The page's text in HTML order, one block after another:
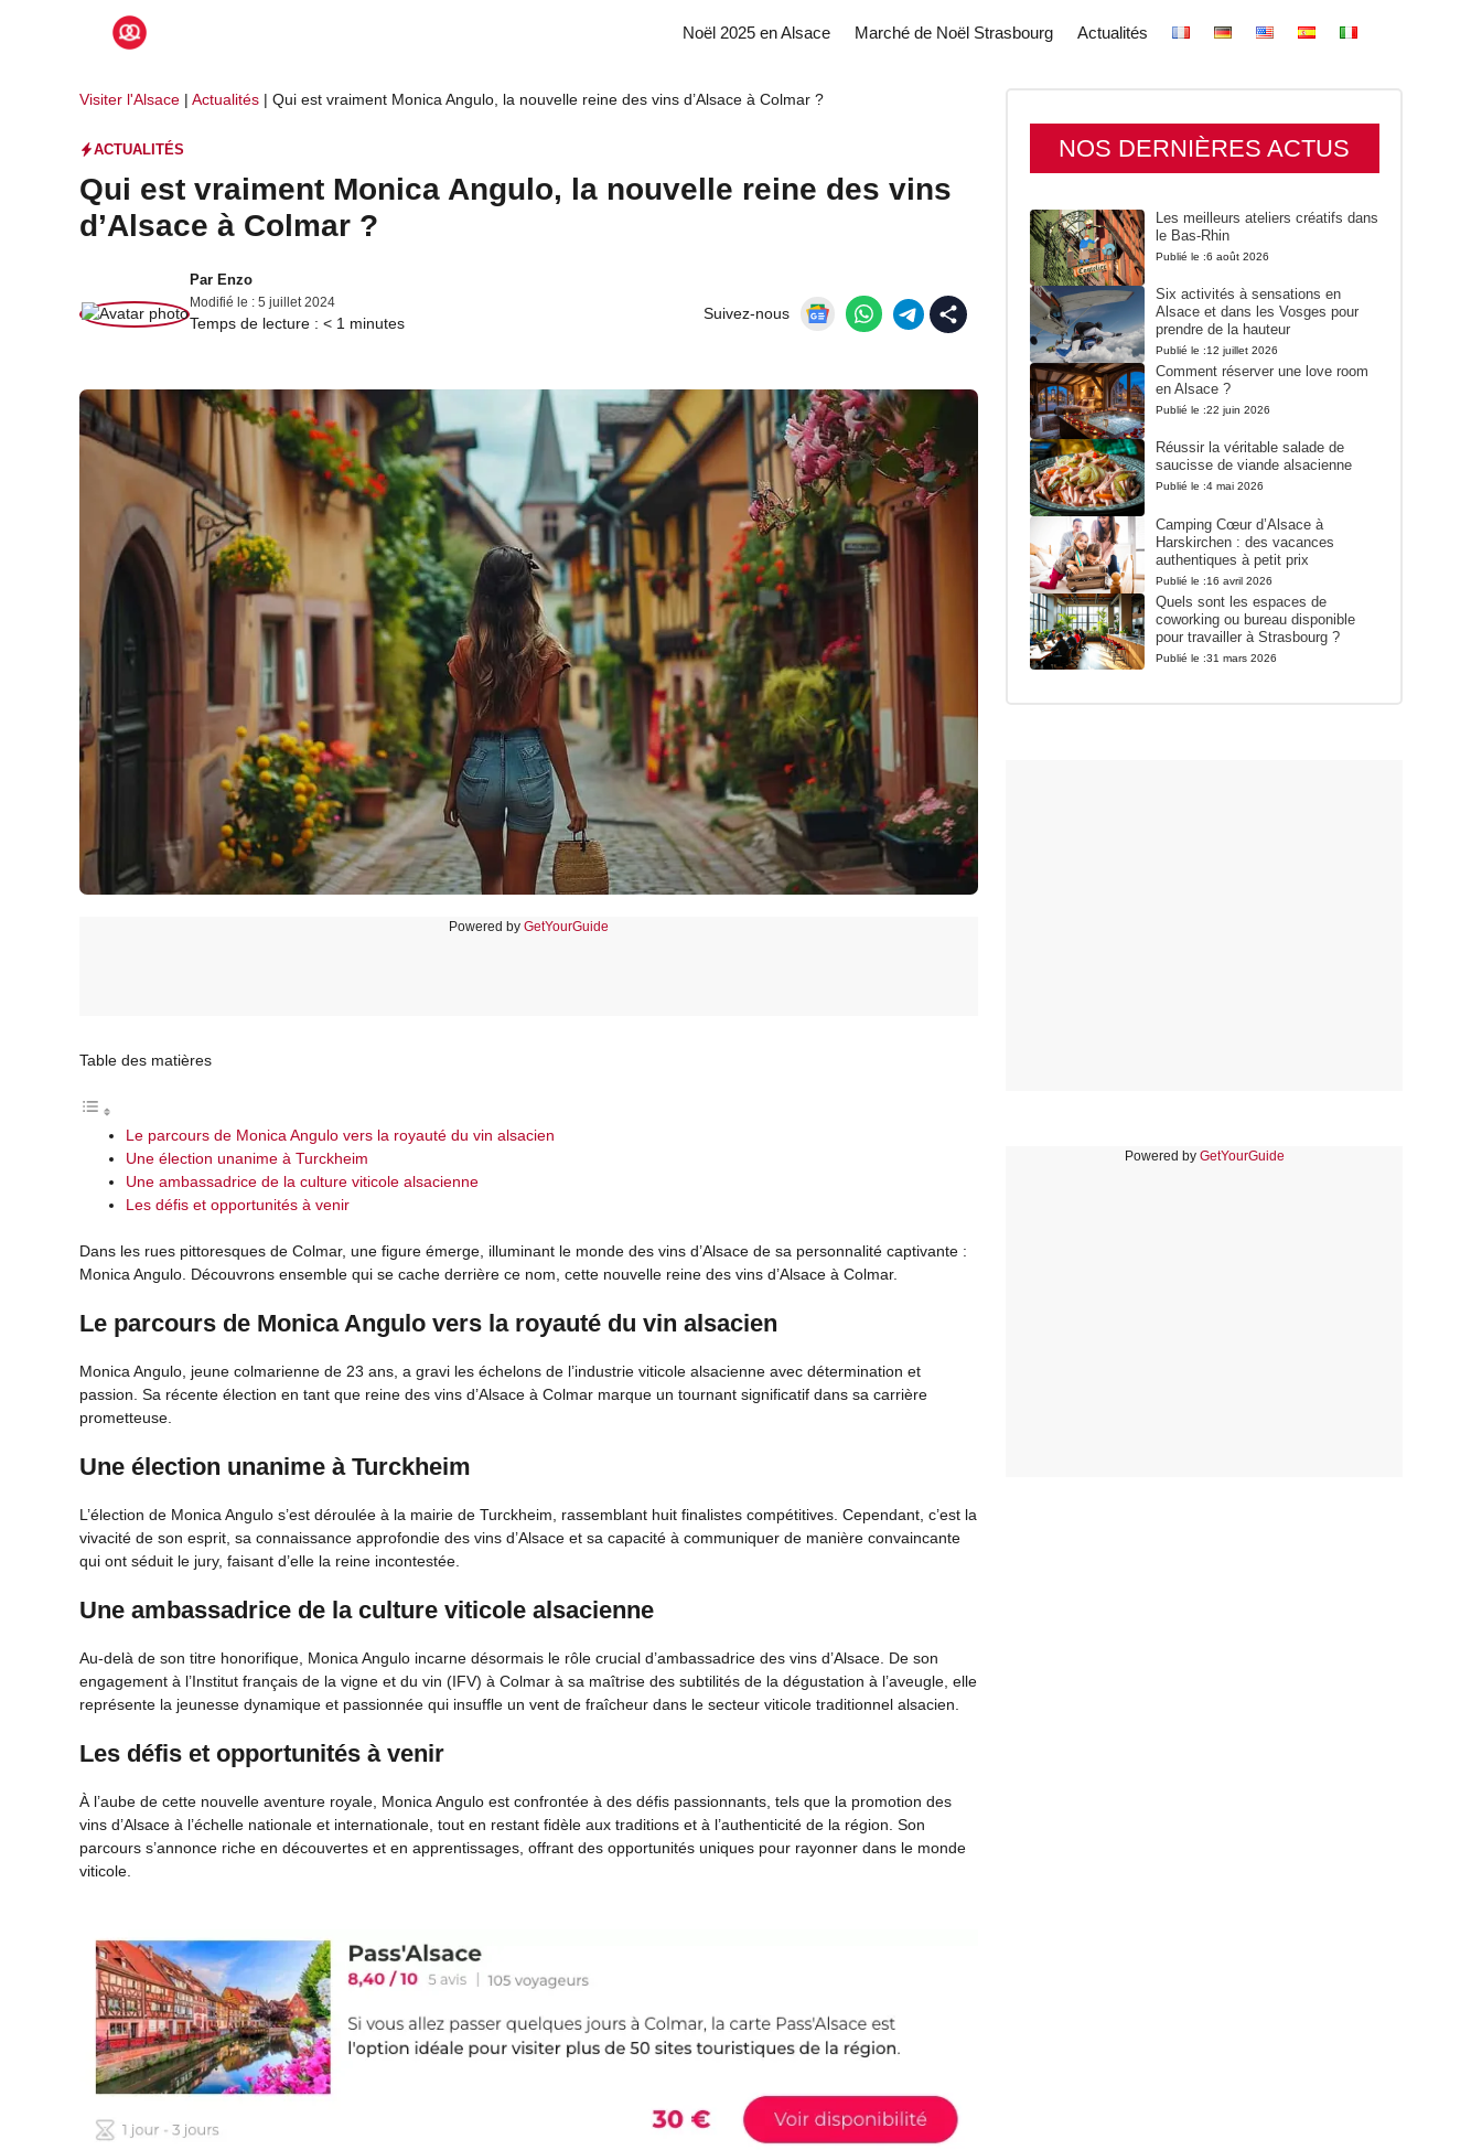
Noël 2025 en Alsace Marché de Noël Strasbourg Actualités
Visiter l'Alsace | Actualités | Qui est vraiment Monica Angulo, la nouvelle reine des vins d’Alsace à Colmar ?
ACTUALITÉS
Qui est vraiment Monica Angulo, la nouvelle reine des vins
d’Alsace à Colmar ?
Par Enzo
Modifié le : 5 juillet 2024
Temps de lecture : < 1 minutes
Suivez-nous
Powered by GetYourGuide
Table des matières
Le parcours de Monica Angulo vers la royauté du vin alsacien
Une élection unanime à Turckheim
Une ambassadrice de la culture viticole alsacienne
Les défis et opportunités à venir
Dans les rues pittoresques de Colmar, une figure émerge, illuminant le monde des vins d’Alsace de sa personnalité captivante :
Monica Angulo. Découvrons ensemble qui se cache derrière ce nom, cette nouvelle reine des vins d’Alsace à Colmar.
Le parcours de Monica Angulo vers la royauté du vin alsacien
Monica Angulo, jeune colmarienne de 23 ans, a gravi les échelons de l’industrie viticole alsacienne avec détermination et
passion. Sa récente élection en tant que reine des vins d’Alsace à Colmar marque un tournant significatif dans sa carrière
prometteuse.
Une élection unanime à Turckheim
L’élection de Monica Angulo s’est déroulée à la mairie de Turckheim, rassemblant huit finalistes compétitives. Cependant, c’est la
vivacité de son esprit, sa connaissance approfondie des vins d’Alsace et sa capacité à communiquer de manière convaincante
qui ont séduit le jury, faisant d’elle la reine incontestée.
Une ambassadrice de la culture viticole alsacienne
Au-delà de son titre honorifique, Monica Angulo incarne désormais le rôle crucial d’ambassadrice des vins d’Alsace. De son
engagement à l’Institut français de la vigne et du vin (IFV) à Colmar à sa maîtrise des subtilités de la dégustation à l’aveugle, elle
représente la jeunesse dynamique et passionnée qui insuffle un vent de fraîcheur dans le secteur viticole traditionnel alsacien.
Les défis et opportunités à venir
À l’aube de cette nouvelle aventure royale, Monica Angulo est confrontée à des défis passionnants, tels que la promotion des
vins d’Alsace à l’échelle nationale et internationale, tout en restant fidèle aux traditions et à l’authenticité de la région. Son
parcours s’annonce riche en découvertes et en apprentissages, offrant des opportunités uniques pour rayonner dans le monde
viticole.
NOS DERNIÈRES ACTUS
Les meilleurs ateliers créatifs dans
le Bas-Rhin
Publié le :6 août 2026
Six activités à sensations en
Alsace et dans les Vosges pour
prendre de la hauteur
Publié le :12 juillet 2026
Comment réserver une love room
en Alsace ?
Publié le :22 juin 2026
Réussir la véritable salade de
saucisse de viande alsacienne
Publié le :4 mai 2026
Camping Cœur d’Alsace à
Harskirchen : des vacances
authentiques à petit prix
Publié le :16 avril 2026
Quels sont les espaces de
coworking ou bureau disponible
pour travailler à Strasbourg ?
Publié le :31 mars 2026
Powered by GetYourGuide